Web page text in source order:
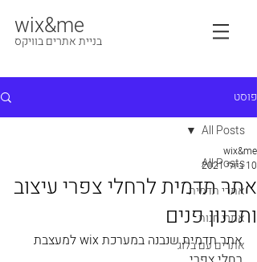
wix&me
בניית אתרים בוויקס
פוסט
All Posts
אתרי תדמית
אתרי חנות
אתרים עם בלוג
All Posts
אתר תדמית לרחלי צפרי עיצוב
ותכנון פנים
wix&me
10 ביולי 2021
אתר תדמית שנבנה במערכת wix למעצבת